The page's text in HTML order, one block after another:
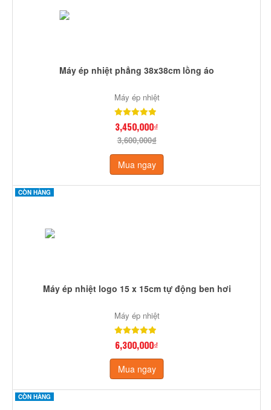
Máy ép nhiệt phẳng 38x38cm lồng áo
Máy ép nhiệt
3,450,000₫
3,600,000₫
Mua ngay
CÒN HÀNG
Máy ép nhiệt logo 15 x 15cm tự động ben hơi
Máy ép nhiệt
6,300,000₫
Mua ngay
CÒN HÀNG